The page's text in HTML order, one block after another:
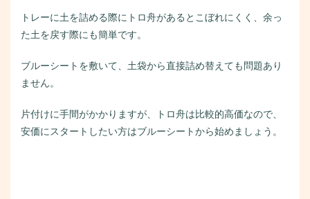
トレーに土を詰める際にトロ舟があるとこぼれにくく、余っ
た土を戻す際にも簡単です。
ブルーシートを敷いて、土袋から直接詰め替えても問題あり
ません。
片付けに手間がかかりますが、トロ舟は比較的高価なので、
安価にスタートしたい方はブルーシートから始めましょう。